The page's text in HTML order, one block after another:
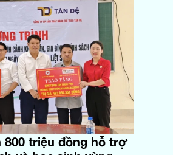
triệu đồng hỗ trợ